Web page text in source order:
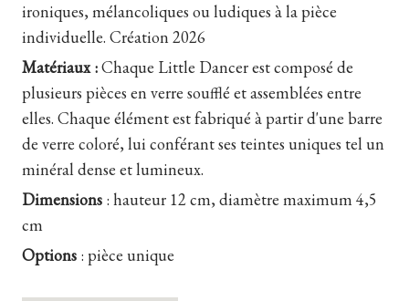
ironiques, mélancoliques ou ludiques à la pièce
individuelle. Création 2026
Matériaux :Chaque Little Dancer est composé de
plusieurs pièces en verre soufflé et assemblées entre
elles. Chaque élément est fabriqué à partir d'une barre
de verre coloré, lui conférant ses teintes uniques tel un
minéral dense et lumineux.
Dimensions: hauteur 12 cm, diamètre maximum 4,5
cm
Options : pièce unique